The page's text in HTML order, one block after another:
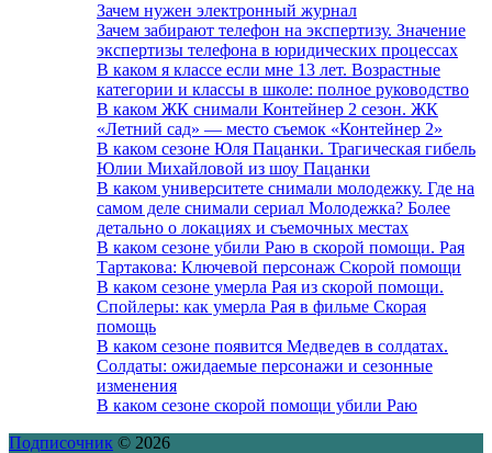
Зачем нужен электронный журнал
Зачем забирают телефон на экспертизу. Значение
экспертизы телефона в юридических процессах
В каком я классе если мне 13 лет. Возрастные
категории и классы в школе: полное руководство
В каком ЖК снимали Контейнер 2 сезон. ЖК
«Летний сад» — место съемок «Контейнер 2»
В каком сезоне Юля Пацанки. Трагическая гибель
Юлии Михайловой из шоу Пацанки
В каком университете снимали молодежку. Где на
самом деле снимали сериал Молодежка? Более
детально о локациях и съемочных местах
В каком сезоне убили Раю в скорой помощи. Рая
Тартакова: Ключевой персонаж Скорой помощи
В каком сезоне умерла Рая из скорой помощи.
Спойлеры: как умерла Рая в фильме Скорая
помощь
В каком сезоне появится Медведев в солдатах.
Солдаты: ожидаемые персонажи и сезонные
изменения
В каком сезоне скорой помощи убили Раю
Подписочник © 2026